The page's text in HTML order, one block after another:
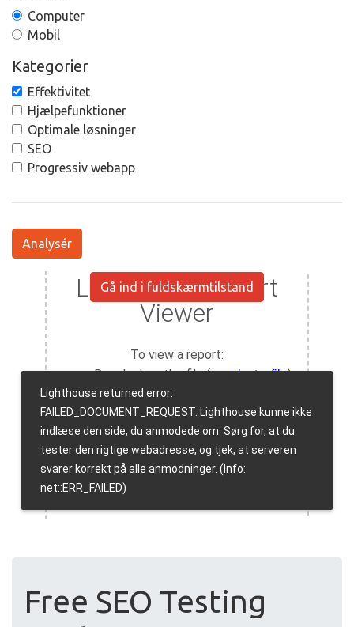
Computer
Mobil
Kategorier
Effektivitet
Hjælpefunktioner
Optimale løsninger
SEO
Progressiv webapp
Analysér
Gå ind i fuldskærmtilstand
Free SEO Testing